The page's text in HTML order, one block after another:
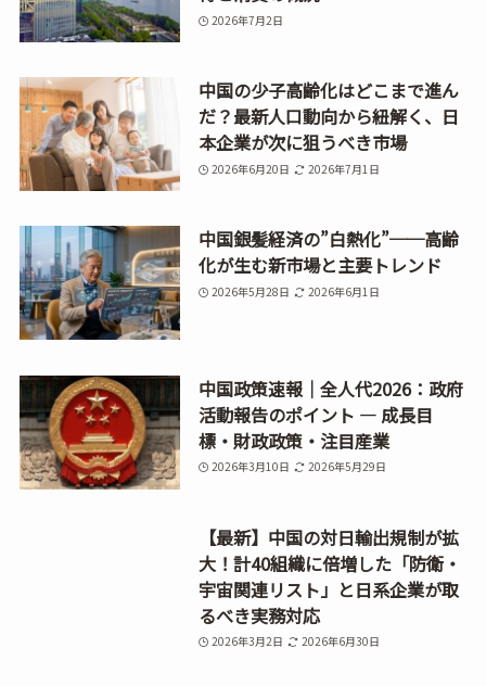
2026年7月2日
中国の少子高齢化はどこまで進ん
だ？最新人口動向から紐解く、日
本企業が次に狙うべき市場
2026年6月20日 2026年7月1日
中国銀髪経済の”白熱化”──高齢
化が生む新市場と主要トレンド
2026年5月28日 2026年6月1日
中国政策速報｜全人代2026：政府
活動報告のポイント ― 成長目
標・財政政策・注目産業
2026年3月10日 2026年5月29日
【最新】中国の対日輸出規制が拡
大！計40組織に倍増した「防衛・
宇宙関連リスト」と日系企業が取
るべき実務対応
2026年3月2日 2026年6月30日